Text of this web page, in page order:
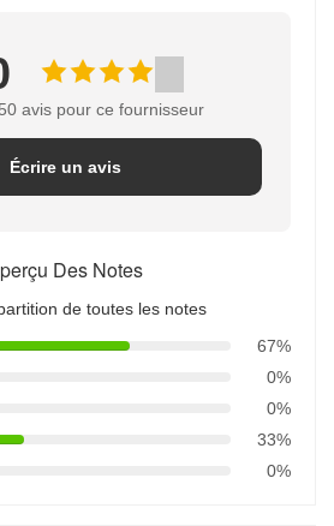
avis pour ce fournisseur
Écrire un avis
Des Notes
de toutes les notes
67%
0%
0%
33%
0%